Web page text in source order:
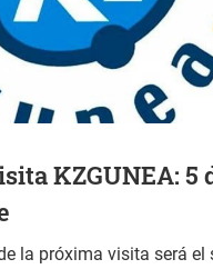
KZGUNEA: 5
la próxima visita será el